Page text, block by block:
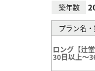
築年数
プラン名
ロング【辻堂
30日以上～